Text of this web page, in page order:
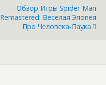
Обзор Игры Spider-Man
Remastered: Веселая Эпопея
Про Человека-Паука